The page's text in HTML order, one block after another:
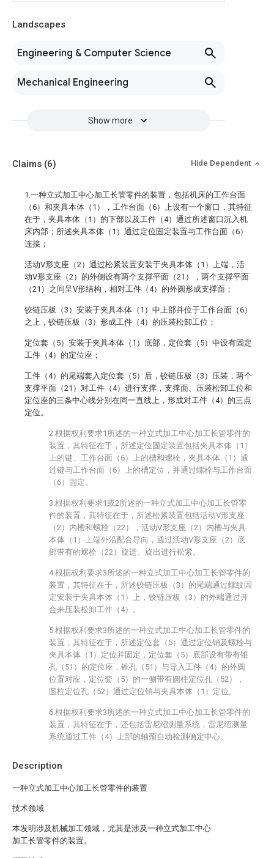
Landscapes
Engineering & Computer Science
Mechanical Engineering
Show more
Description
一种立式加工中心加工长管零件的装置
技术领域
本发明涉及机械加工领域，尤其是涉及一种立式加工中心
加工长管零件的装置。
Claims (6) Hide Dependent
1.一种立式加工中心加工长管零件的装置，包括机床的工作台面
（6）和夹具本体（1），工作台面（6）上设有一个窗口，其特征
在于，夹具本体（1）的下部以及工件（4）通过所述窗口沉入机
床内部；所述夹具本体（1）通过定位固定装置与工作台面（6）
连接；
活动V形支座（2）通过松紧装置安装于夹具本体（1）上端，活
动V形支座（2）的外侧设有两个支撑平面（21），两个支撑平面
（21）之间呈V形结构，相对工件（4）的外圆形成支撑面；
铰链压板（3）安装于夹具本体（1）中上部并位于工作台面（6）
之上，铰链压板（3）形成工件（4）的压装松卸工位；
定位套（5）安装于夹具本体（1）底部，定位套（5）中设有固定
工件（4）的定位座；
工件（4）的尾端套入定位套（5）后，铰链压板（3）压装，两个
支撑平面（21）对工件（4）进行支撑，支撑面、压装松卸工位和
定位座的三条中心线分别在同一直线上，形成对工件（4）的三点
定位。
2.根据权利要求1所述的一种立式加工中心加工长管零件的
装置，其特征在于，所述定位固定装置包括夹具本体（1）
上的键、工作台面（6）上的槽和螺栓，夹具本体（1）通
过键与工作台面（6）上的槽定位，并通过螺栓与工作台面
（6）固定。
3.根据权利要求1或2所述的一种立式加工中心加工长管零
件的装置，其特征在于，所述松紧装置包括活动V形支座
（2）内槽和螺栓（22），活动V形支座（2）内槽与夹具
本体（1）上端外沿配合导向，通过活动V形支座（2）底
部带有的螺栓（22）旋进、旋出进行松紧。
4.根据权利要求3所述的一种立式加工中心加工长管零件的
装置，其特征在于，所述铰链压板（3）的尾端通过螺纹固
定安装于夹具本体（1）上，铰链压板（3）的外端通过开
合来压装松卸工件（4）。
5.根据权利要求3所述的一种立式加工中心加工长管零件的
装置，其特征在于，所述定位套（5）通过定位销及螺栓与
夹具本体（1）定位并固定，定位套（5）底部设有带有锥
孔（51）的定位座，锥孔（51）与导入工件（4）的外圆
位置对应，定位套（5）的一侧带有圆柱定位孔（52），
圆柱定位孔（52）通过定位销与夹具本体（1）定位。
6.根据权利要求3所述的一种立式加工中心加工长管零件的
装置，其特征在于，还包括雷尼绍测量系统，雷尼绍测量
系统通过工件（4）上部的轴颈自动检测确定中心。